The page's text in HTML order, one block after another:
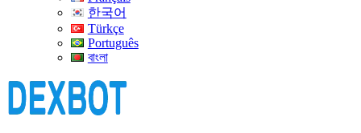
한국어
Türkçe
Português
বাংলা